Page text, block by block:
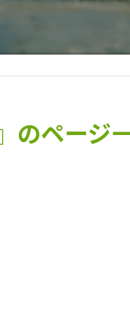
のページ